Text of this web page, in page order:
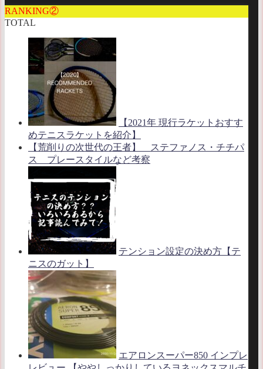
RANKING②
TOTAL
【2021年 現行ラケットおすす
めテニスラケットを紹介】
【荒削りの次世代の王者】 ステファノス・チチパ
ス プレースタイルなど考察
テンション設定の決め方【テ
ニスのガット】
エアロンスーパー850 インプレ